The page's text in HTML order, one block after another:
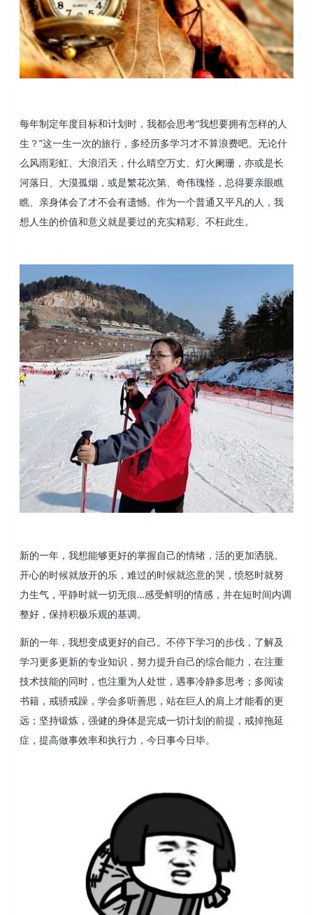
每年制定年度目标和计划时，我都会思考“我想要拥有怎样的人
生？”这一生一次的旅行，多经历多学习才不算浪费吧。无论什
么风雨彩虹、大浪滔天，什么晴空万丈、灯火阑珊，亦或是长
河落日、大漠孤烟，或是繁花次第、奇伟瑰怪，总得要亲眼瞧
瞧、亲身体会了才不会有遗憾。作为一个普通又平凡的人，我
想人生的价值和意义就是要过的充实精彩、不枉此生。
新的一年，我想能够更好的掌握自己的情绪，活的更加洒脱。
开心的时候就放开的乐，难过的时候就恣意的哭，愤怒时就努
力生气，平静时就一切无痕…感受鲜明的情感，并在短时间内调
整好，保持积极乐观的基调。
新的一年，我想变成更好的自己。不停下学习的步伐，了解及
学习更多更新的专业知识，努力提升自己的综合能力，在注重
技术技能的同时，也注重为人处世，遇事冷静多思考；多阅读
书籍，戒骄戒躁，学会多听善思，站在巨人的肩上才能看的更
远；坚持锻炼，强健的身体是完成一切计划的前提，戒掉拖延
症，提高做事效率和执行力，今日事今日毕。